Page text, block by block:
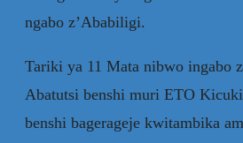
ngabo z’Ababiligi.
Tariki ya 11 Mata nibwo ingabo
Abatutsi benshi muri ETO
benshi bagerageje kwitambika